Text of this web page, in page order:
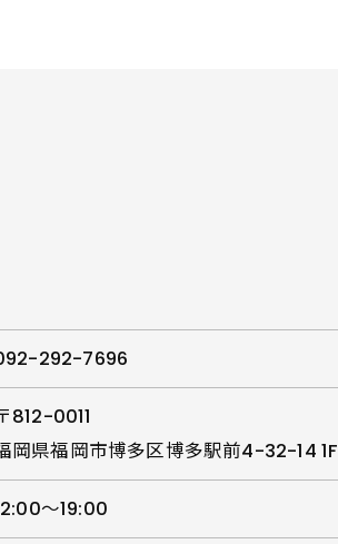
292-7696
812-0011
岡県福岡市博多区博多駅前4-32-14 1F
～19:00